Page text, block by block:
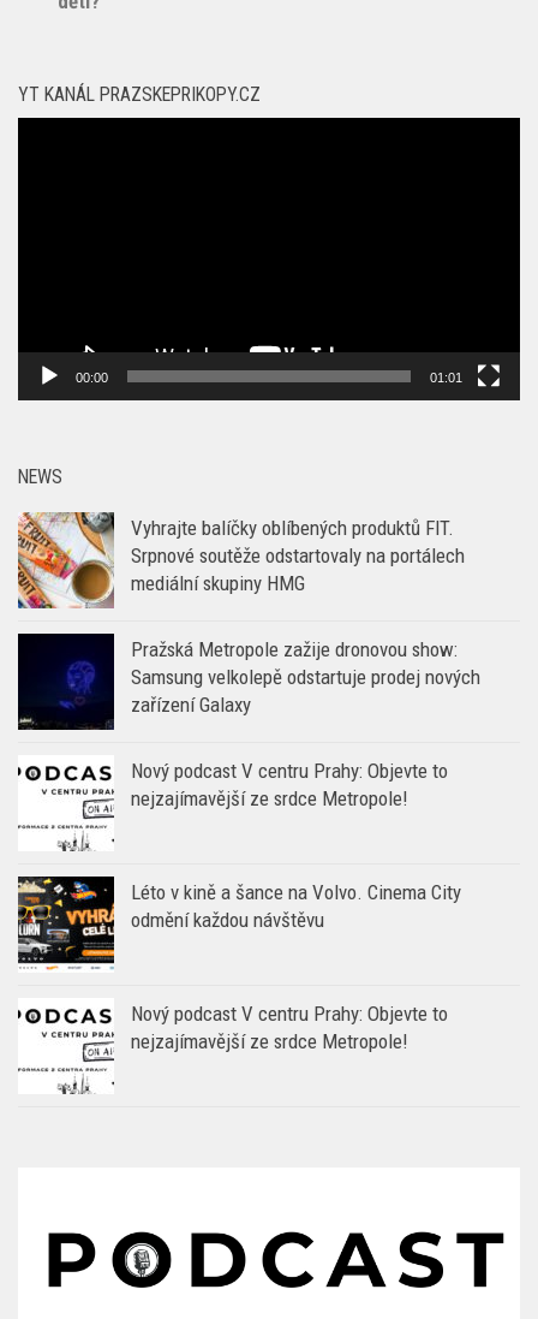
YT KANÁL PRAZSKEPRIKOPY.CZ
00:00 01:01
NEWS
Vyhrajte balíčky oblíbených produktů FIT.
Srpnové soutěže odstartovaly na portálech
mediální skupiny HMG
Pražská Metropole zažije dronovou show:
Samsung velkolepě odstartuje prodej nových
zařízení Galaxy
Nový podcast V centru Prahy: Objevte to
nejzajímavější ze srdce Metropole!
Léto v kině a šance na Volvo. Cinema City
odmění každou návštěvu
Nový podcast V centru Prahy: Objevte to
nejzajímavější ze srdce Metropole!